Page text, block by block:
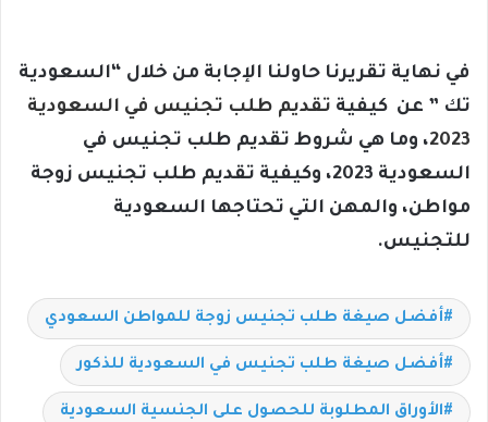
في نهاية تقريرنا حاولنا الإجابة من خلال “السعودية
تك ” عن كيفية تقديم طلب تجنيس في السعودية
2023، وما هي شروط تقديم طلب تجنيس في
السعودية 2023، وكيفية تقديم طلب تجنيس زوجة
مواطن، والمهن التي تحتاجها السعودية
للتجنيس.
أفضل صيغة طلب تجنيس زوجة للمواطن السعودي
أفضل صيغة طلب تجنيس في السعودية للذكور
الأوراق المطلوبة للحصول على الجنسية السعودية